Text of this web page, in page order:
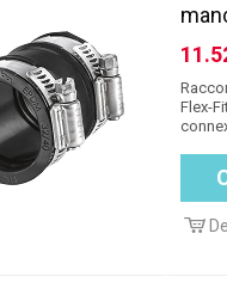
Flex-